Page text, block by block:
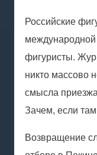
Российские
международной
фигуристы.
никто массово
смысла
Зачем, если там
Возвращение